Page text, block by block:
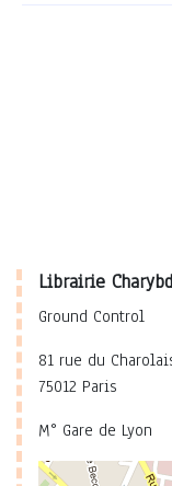
Librairie
Ground Control
81 rue du
75012 Paris
M° Gare de Lyon